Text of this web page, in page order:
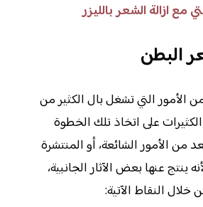
مع ازالة الشعر بالليزر
البطن
الأمور التي تشغل بال الكثير من
على اتخاذ تلك الخطوة
من الأمور الشائعة، أو المنتشرة
ينتج عنها بعض الآثار الجانبية،
النقاط الآتية: